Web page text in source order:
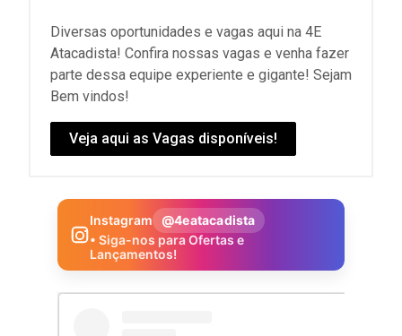
Diversas oportunidades e vagas aqui na 4E
Atacadista! Confira nossas vagas e venha fazer
parte dessa equipe experiente e gigante! Sejam
Bem vindos!
Veja aqui as Vagas disponíveis!
Instagram
@4eatacadista
• Siga-nos para Ofertas e
Lançamentos!